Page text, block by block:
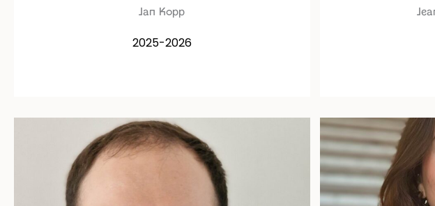
Jan Kopp
2025-2026